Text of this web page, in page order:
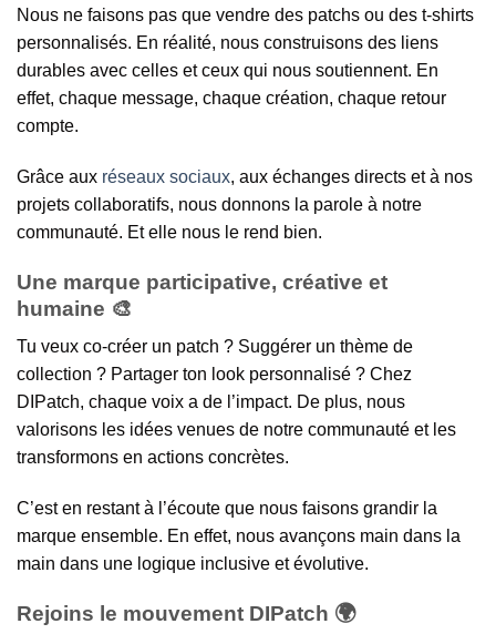
Nous ne faisons pas que vendre des patchs ou des t-shirts
personnalisés. En réalité, nous construisons des liens
durables avec celles et ceux qui nous soutiennent. En
effet, chaque message, chaque création, chaque retour
compte.
Grâce aux réseaux sociaux, aux échanges directs et à nos
projets collaboratifs, nous donnons la parole à notre
communauté. Et elle nous le rend bien.
Une marque participative, créative et
humaine 🎨
Tu veux co-créer un patch ? Suggérer un thème de
collection ? Partager ton look personnalisé ? Chez
DIPatch, chaque voix a de l’impact. De plus, nous
valorisons les idées venues de notre communauté et les
transformons en actions concrètes.
C’est en restant à l’écoute que nous faisons grandir la
marque ensemble. En effet, nous avançons main dans la
main dans une logique inclusive et évolutive.
Rejoins le mouvement DIPatch 🌍